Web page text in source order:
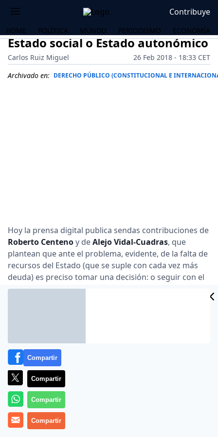
Contribuye
HOME POLÍTICA MUNDO PERIODISMO ECONOMÍA
Estado social o Estado autonómico
Carlos Ruiz Miguel
26 Feb 2018 - 18:33 CET
Archivado en: DERECHO PÚBLICO (CONSTITUCIONAL E
Hoy la prensa digital publica sendas contribuciones de
Roberto Centenoy deAlejo Vidal-Cuadras, que
plantean que ante el problema, evidente, de la falta de
recursos del Estado (que se suple con cada vez más
deuda) es preciso tomar una decisión: o seguir con el
Estado autonómico y acabar con el Estado social… o
I. CENTENO Y VIDAL-QUADRAS: HAY QUE ELEGIR ENTRE
ESTADO SOCIAL Y ESTADO AUTONÓMICO
Hoy la prensa digital publica dos importantes
contribuciones que plantean la necesidad de optar
entre el Estado social y el Estado autonómico habida
cuenta de que los recursos del Estado no llegan y se
están supliendo a base de una deuda que es ya
insostenible.
Compartir
Compartir
Compartir
Compartir